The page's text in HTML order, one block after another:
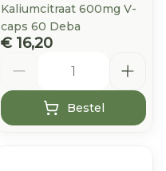
Kaliumcitraat 600mg V-
caps 60 Deba
€ 16,20
Bestel